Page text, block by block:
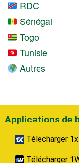
RDC
Sénégal
Togo
Tunisie
Autres
Applications de
Télécharger
Télécharger